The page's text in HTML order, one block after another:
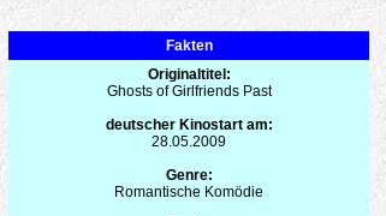
Fakten
Originaltitel:
Ghosts of Girlfriends Past
deutscher Kinostart am:
28.05.2009
Genre:
Romantische Komödie